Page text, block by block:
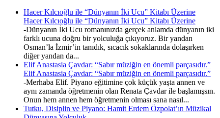
Hacer Kılcıoğlu ile “Dünyanın İki Ucu” Kitabı Üzerine
Hacer Kılcıoğlu ile “Dünyanın İki Ucu” Kitabı Üzerine
-Dünyanın İki Ucu romanınızda gerçek anlamda dünyanın iki
farklı ucuna doğru bir yolculuğa çıkıyoruz. Bir yandan
Osman’la İzmir’in tanıdık, sıcacık sokaklarında dolaşırken
diğer yandan da...
Elif Anastasia Çavdar: “Sabır müziğin en önemli parçasıdır.”
Elif Anastasia Çavdar: “Sabır müziğin en önemli parçasıdır.”
-Merhaba Elif. Piyano eğitimine çok küçük yaşta annen ve
aynı zamanda öğretmenin olan Renata Çavdar ile başlamışsın.
Onun hem annen hem öğretmenin olması sana nasıl...
Tutku, Disiplin ve Piyano: Hamit Erdem Özpolat’ın Müzikal